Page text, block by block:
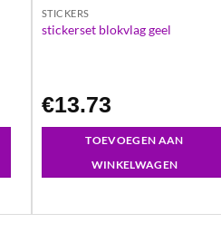
STICKERS
stickerset blokvlag geel
€13.73
TOEVOEGEN AAN
WINKELWAGEN